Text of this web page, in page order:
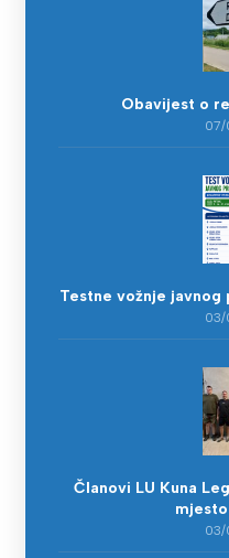
Obavijest o
07/
Testne vožnje
03/
Članovi LU Kuna
03/